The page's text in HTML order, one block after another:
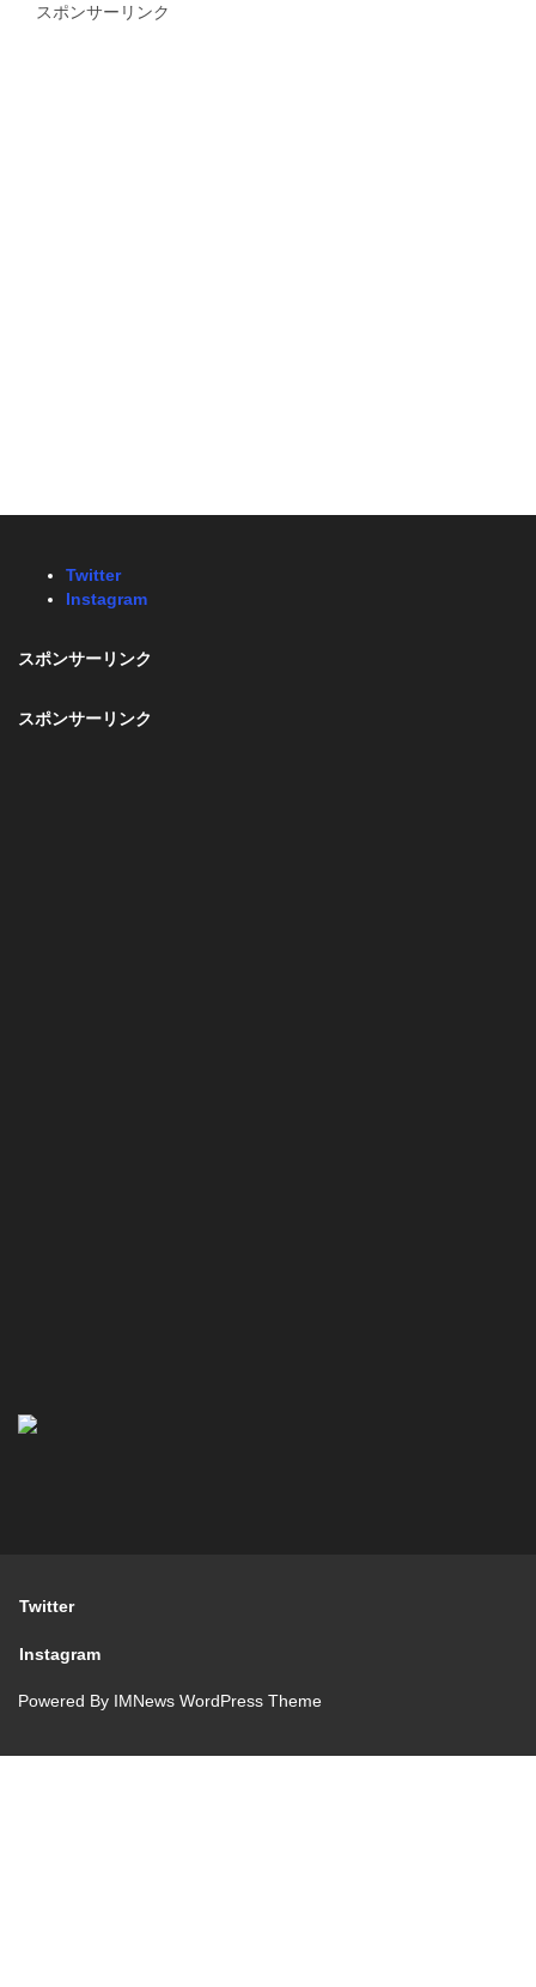
スポンサーリンク
Twitter
Instagram
スポンサーリンク
スポンサーリンク
Twitter
Instagram
Powered By IMNews WordPress Theme